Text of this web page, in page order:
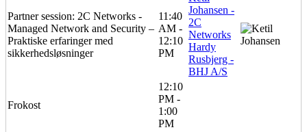
Partner session: 2C Networks -
Managed Network and Security –
Praktiske erfaringer med
sikkerhedsløsninger
11:40
AM -
12:10
PM
Johansen -
2C
Networks
Hardy
Rusbjerg -
BHJ A/S
Frokost
12:10
PM -
1:00
PM